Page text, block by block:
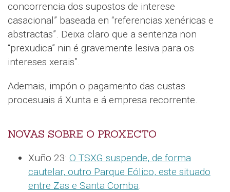
concorrencia dos supostos de interese
casacional” baseada en “referencias xenéricas e
abstractas”. Deixa claro que a sentenza non
“prexudica” nin é gravemente lesiva para os
intereses xerais”.
Ademais, impón o pagamento das custas
procesuais á Xunta e á empresa recorrente.
NOVAS SOBRE O PROXECTO
Xuño 23: O TSXG suspende, de forma
cautelar, outro Parque Eólico, este situado
entre Zas e Santa Comba.